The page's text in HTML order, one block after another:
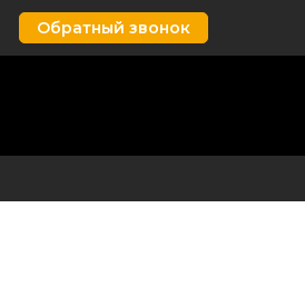
Обратный звонок